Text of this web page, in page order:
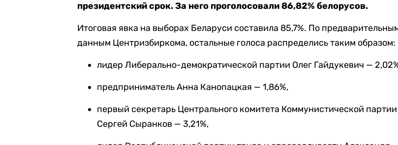
президентский срок. За него проголосовали 86,82% белорусов.
Итоговая явка на выборах Беларуси составила 85,7%. По
данным Центризбиркома, остальные голоса распределись таким образом:
лидер Либерально-демократической партии Олег Гайдукевич —
предприниматель Анна Канопацкая — 1,86%,
первый секретарь Центрального комитета Коммунистической партии
Сергей Сыранков — 3,21%,